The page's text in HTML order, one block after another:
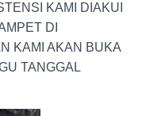
KAMI DIAKUI
DI
KAMI AKAN BUKA
TANGGAL